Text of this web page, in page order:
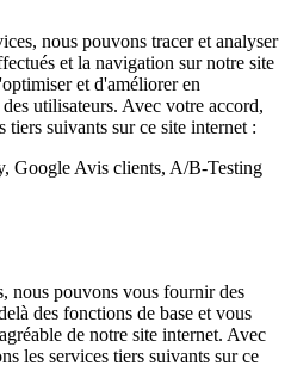
nous pouvons tracer et analyser
et la navigation sur notre site
et d'améliorer en
utilisateurs. Avec votre accord,
tiers suivants sur ce site internet :
Google Avis clients, A/B-Testing
nous pouvons vous fournir des
des fonctions de base et vous
de notre site internet. Avec
les services tiers suivants sur ce